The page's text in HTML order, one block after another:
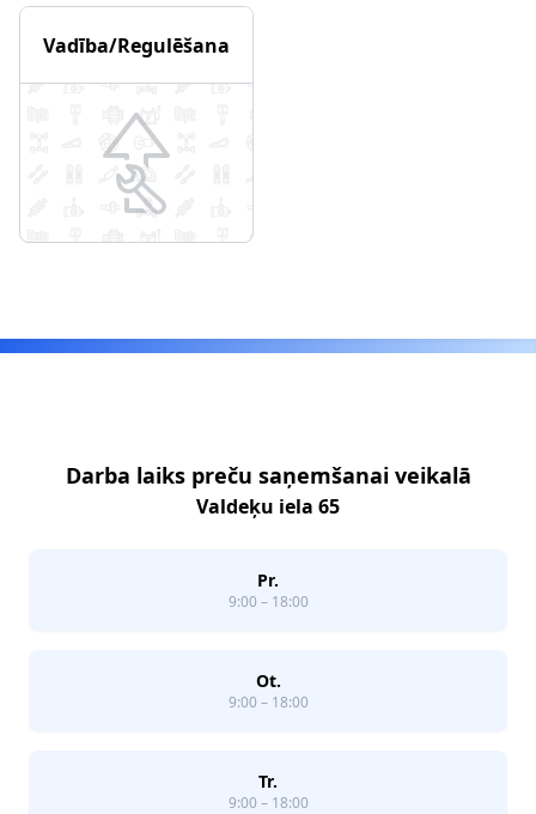
Vadība/Regulēšana
Darba laiks preču saņemšanai veikalā
Valdeķu iela 65
Pr.
9:00 – 18:00
Ot.
9:00 – 18:00
Tr.
9:00 – 18:00